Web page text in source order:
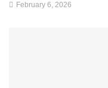
February 6, 2026